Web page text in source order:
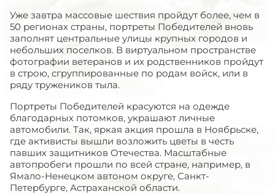
Уже завтра массовые шествия пройдут более, чем в
50 регионах страны, портреты Победителей вновь
заполнят центральные улицы крупных городов и
небольших поселков. В виртуальном пространстве
фотографии ветеранов и их родственников пройдут
в строю, сгруппированные по родам войск, или в
ряду тружеников тыла.
Портреты Победителей красуются на одежде
благодарных потомков, украшают личные
автомобили. Так, яркая акция прошла в Ноябрьске,
где активисты вышли возложить цветы в честь
павших защитников Отечества. Масштабные
автопробеги прошли по всей стране, например, в
Ямало-Ненецком автоном округе, Санкт-
Петербурге, Астраханской области.